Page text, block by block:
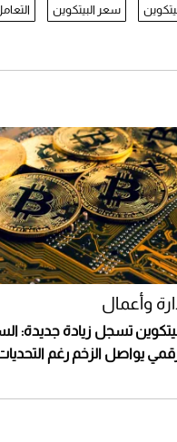
سعر البيتكوين
وأعمال
تسجل زيادة جديدة:
يواصل الزخم رغم